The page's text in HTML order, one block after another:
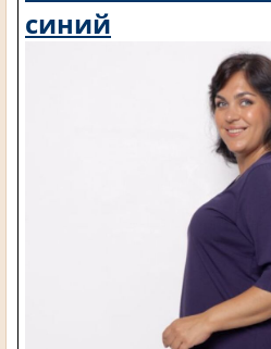
синий